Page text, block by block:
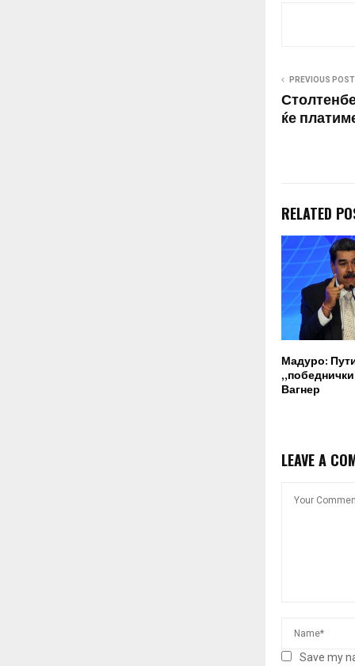
PREVIOUS POST
ќе
RELATED
Мадуро:
Вагнер
LEAVE A
Save my